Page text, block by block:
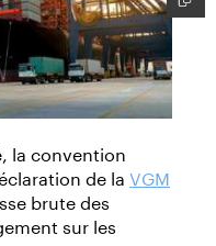
la convention
de la VGM
brute des
sur les